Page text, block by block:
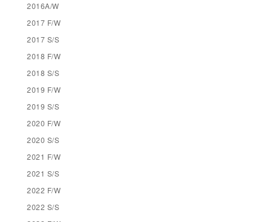
2016A/W
2017 F/W
2017 S/S
2018 F/W
2018 S/S
2019 F/W
2019 S/S
2020 F/W
2020 S/S
2021 F/W
2021 S/S
2022 F/W
2022 S/S